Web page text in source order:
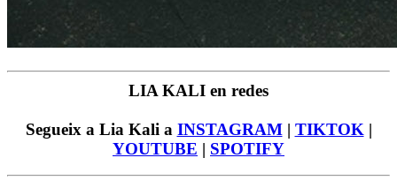
LIA KALI en redes
Segueix a Lia Kali a INSTAGRAM| TIKTOK |
YOUTUBE | SPOTIFY